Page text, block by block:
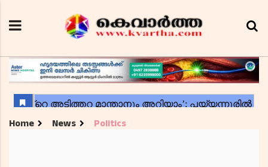
Home News Politics